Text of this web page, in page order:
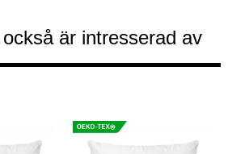
är intresserad av